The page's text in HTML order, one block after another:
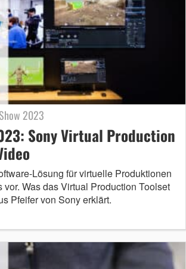
2023
Sony Virtual Production
Lösung für virtuelle Produktionen
vor. Was das Virtual Production Toolset
Pfeifer von Sony erklärt.